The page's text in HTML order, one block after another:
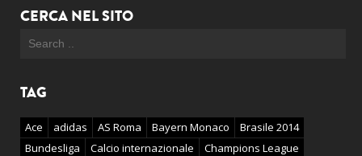
CERCA NEL SITO
TAG
Ace adidas AS Roma Bayern Monaco
Brasile 2014
Bundesliga
Calcio internazionale
Champions League